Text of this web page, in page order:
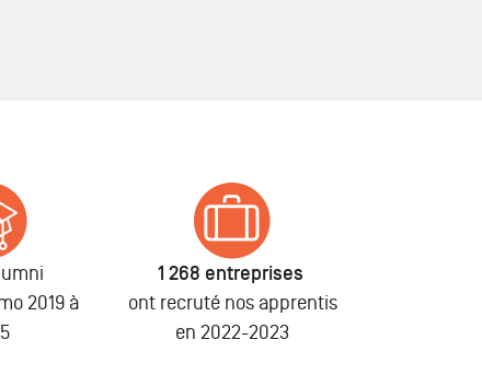
2019 à
1 268 entreprises
ont recruté nos apprentis
en 2022-2023